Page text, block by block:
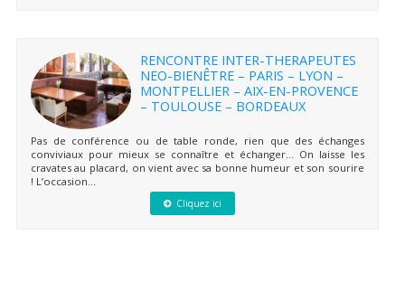
RENCONTRE INTER-THERAPEUTES
NEO-BIENÊTRE – PARIS – LYON –
MONTPELLIER – AIX-EN-PROVENCE
– TOULOUSE – BORDEAUX
Pas de conférence ou de table ronde, rien que des échanges
conviviaux pour mieux se connaître et échanger… On laisse les
cravates au placard, on vient avec sa bonne humeur et son sourire
! L’occasion...
Cliquez ici